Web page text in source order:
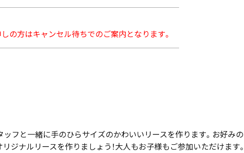
の方はキャンセル待ちでのご案内となります。
ッフと一緒に手のひらサイズのかわいいリースを作ります。お好みの
ジナルリースを作りましょう！大人もお子様もご参加いただけます。